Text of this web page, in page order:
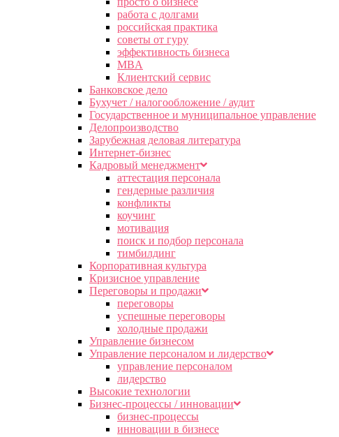
работа с долгами
российская практика
советы от гуру
эффективность бизнеса
MBA
Клиентский сервис
Банковское дело
Бухучет / налогообложение / аудит
Государственное и муниципальное управление
Делопроизводство
Зарубежная деловая литература
Интернет-бизнес
Кадровый менеджмент
аттестация персонала
гендерные различия
конфликты
коучинг
мотивация
поиск и подбор персонала
тимбилдинг
Корпоративная культура
Кризисное управление
Переговоры и продажи
переговоры
успешные переговоры
холодные продажи
Управление бизнесом
Управление персоналом и лидерство
управление персоналом
лидерство
Высокие технологии
Бизнес-процессы / инновации
бизнес-процессы
инновации в бизнесе